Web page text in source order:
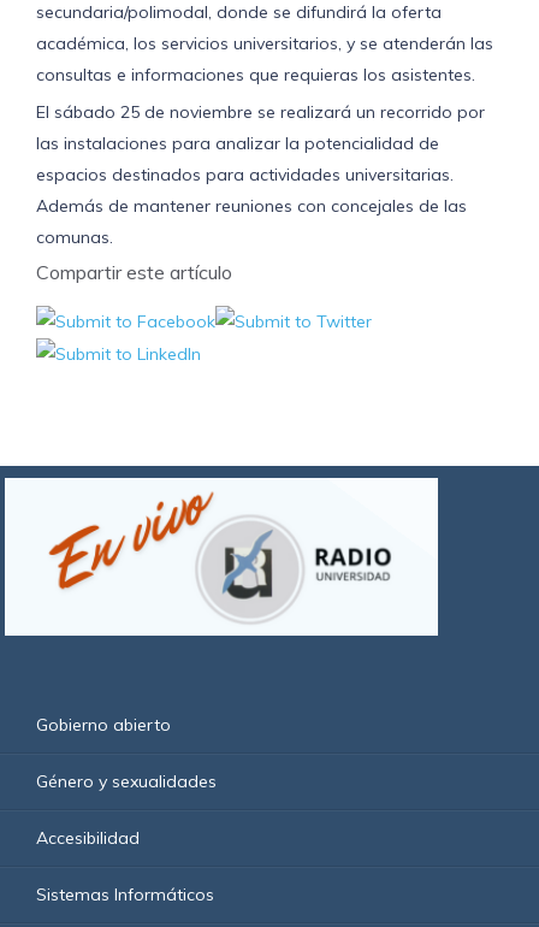
secundaria/polimodal, donde se difundirá la oferta
académica, los servicios universitarios, y se atenderán las
consultas e informaciones que requieras los asistentes.
El sábado 25 de noviembre se realizará un recorrido por
las instalaciones para analizar la potencialidad de
espacios destinados para actividades universitarias.
Además de mantener reuniones con concejales de las
comunas.
Compartir este artículo
Gobierno abierto
Género y sexualidades
Accesibilidad
Sistemas Informáticos